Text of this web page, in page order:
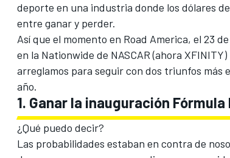
deporte en una industria donde los dólares
entre ganar y perder.
Así que el momento en Road America, el 23
en la Nationwide de NASCAR (ahora
arreglamos para seguir con dos triunfos más
año.
1. Ganar la inauguración Fórmula
¿Qué puedo decir?
Las probabilidades estaban en contra de